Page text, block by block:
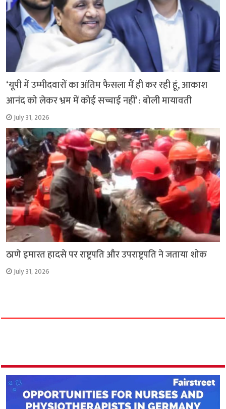
‘यूपी में उम्मीदवारों का अंतिम फैसला मैं ही कर रही हूं, आकाश
आनंद को लेकर भ्रम में कोई सच्चाई नहीं’ : बोली मायावती
July 31, 2026
ठाणे इमारत हादसे पर राष्ट्रपति और उपराष्ट्रपति ने जताया शोक
July 31, 2026